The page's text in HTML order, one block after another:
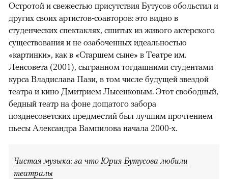
Остротой и свежестью присутствия Бутусов обольстил и
других своих артистов-соавторов: это видно в
студенческих спектаклях, сшитых из живого актерского
существования и не озабоченных идеальностью
«картинки», как в «Старшем сыне» в Театре им.
Ленсовета (2001), сыгранном тогдашними студентами
курса Владислава Пази, в том числе будущей звездой
театра и кино Дмитрием Лысенковым. Этот свободный,
бедный театр на фоне дощатого забора
позднесоветских предместий был лучшим прочтением
пьесы Александра Вампилова начала 2000-х.
Чистая музыка: за что Юрия Бутусова любили
театралы